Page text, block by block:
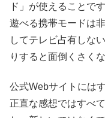
ド」が使えることで
遊べる携帯モードは
してテレビ占有しな
りすると面倒くさく
公式Webサイトには
正直な感想ではすべ